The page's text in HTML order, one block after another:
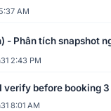
AM
- Phân tích snapshot
2:43 PM
verify before booking 3
8:01 AM